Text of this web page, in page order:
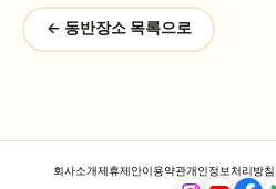
← 동반장소 목록으로
회사소개제휴제안이용약관개인정보처리방침